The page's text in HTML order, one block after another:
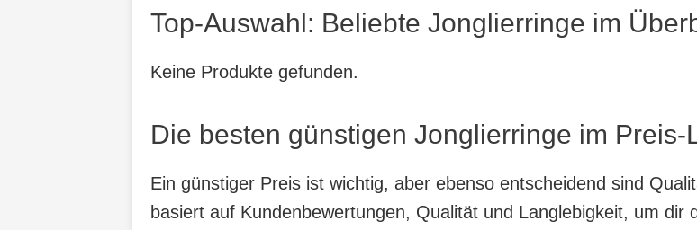
Top-Auswahl: Beliebte Jonglierringe im
Keine Produkte gefunden.
Die besten günstigen Jonglierringe im Preis-
Ein günstiger Preis ist wichtig, aber ebenso entscheidend sind
basiert auf Kundenbewertungen, Qualität und Langlebigkeit, um dir